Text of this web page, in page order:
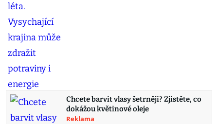
Chcete barvit vlasy šetrněji? Zjistěte, co
dokážou květinové oleje
Reklama